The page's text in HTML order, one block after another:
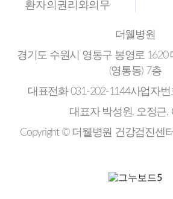
환자의권리와의무
더웰병원
경기도 수원시 영통구 봉영로 1620
(영통동) 7층
대표전화031-202-1144사업자번
대표자박성원, 오정근,
Copyright © 더웰병원 건강검진센터